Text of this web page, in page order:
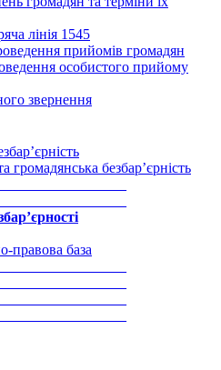
лінія 1545
прийомів громадян
особистого прийому
звернення
громадянська безбар’єрність
правова база